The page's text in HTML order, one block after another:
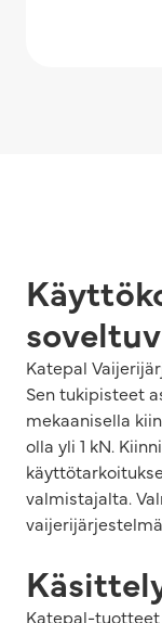
Katepal
Sen tukipisteet
mekaanisella
olla yli 1 kN.
valmistajalta.
Katepal-tuotteet